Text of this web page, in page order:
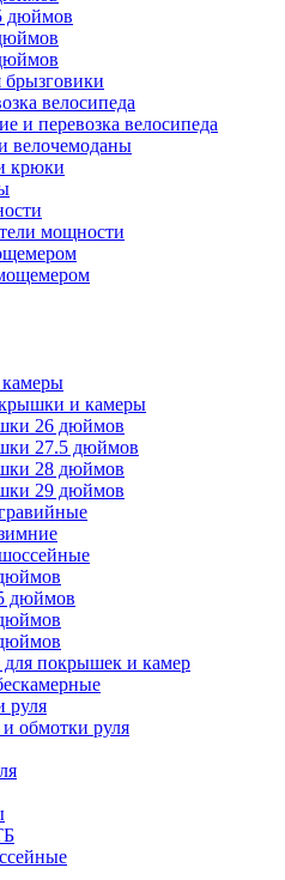
дюймов
велосипеда
и перевозка велосипеда
велочемоданы
крюки
мощности
и камеры
26 дюймов
27.5 дюймов
28 дюймов
29 дюймов
дюймов
для покрышек и камер
руля
обмотки руля